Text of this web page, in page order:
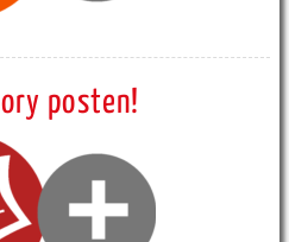
posten!